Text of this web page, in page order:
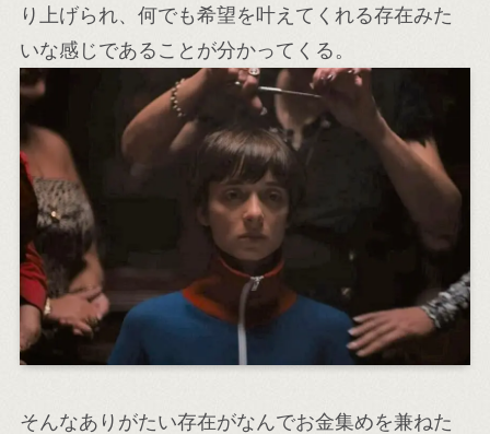
り上げられ、何でも希望を叶えてくれる存在みた
いな感じであることが分かってくる。
そんなありがたい存在がなんでお金集めを兼ねた